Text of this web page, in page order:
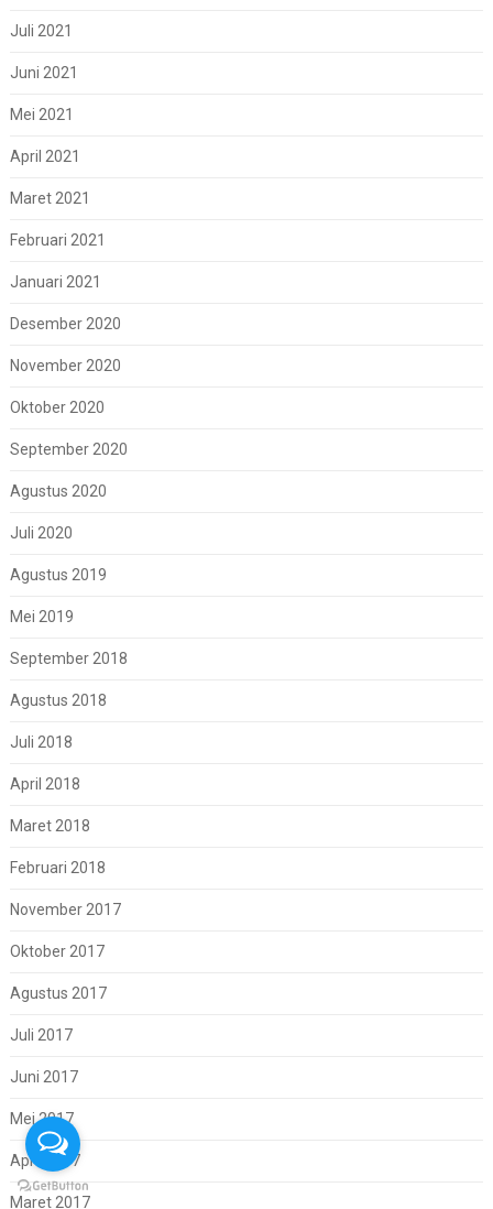
Juli 2021
Juni 2021
Mei 2021
April 2021
Maret 2021
Februari 2021
Januari 2021
Desember 2020
November 2020
Oktober 2020
September 2020
Agustus 2020
Juli 2020
Agustus 2019
Mei 2019
September 2018
Agustus 2018
Juli 2018
April 2018
Maret 2018
Februari 2018
November 2017
Oktober 2017
Agustus 2017
Juli 2017
Juni 2017
Mei 2017
April 2017
Maret 2017